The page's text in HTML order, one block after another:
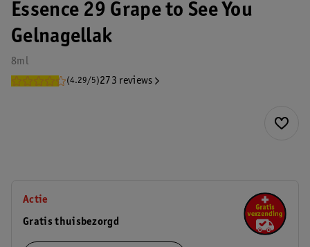
Essence 29 Grape to See You
Gelnagellak
8ml
(4.29/5)273 reviews
Actie
Gratis thuisbezorgd